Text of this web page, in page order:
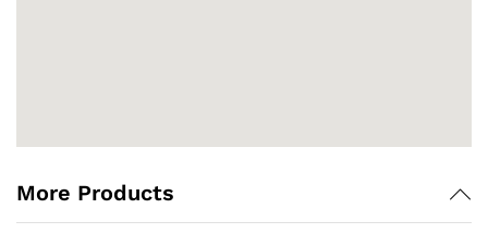
More Products